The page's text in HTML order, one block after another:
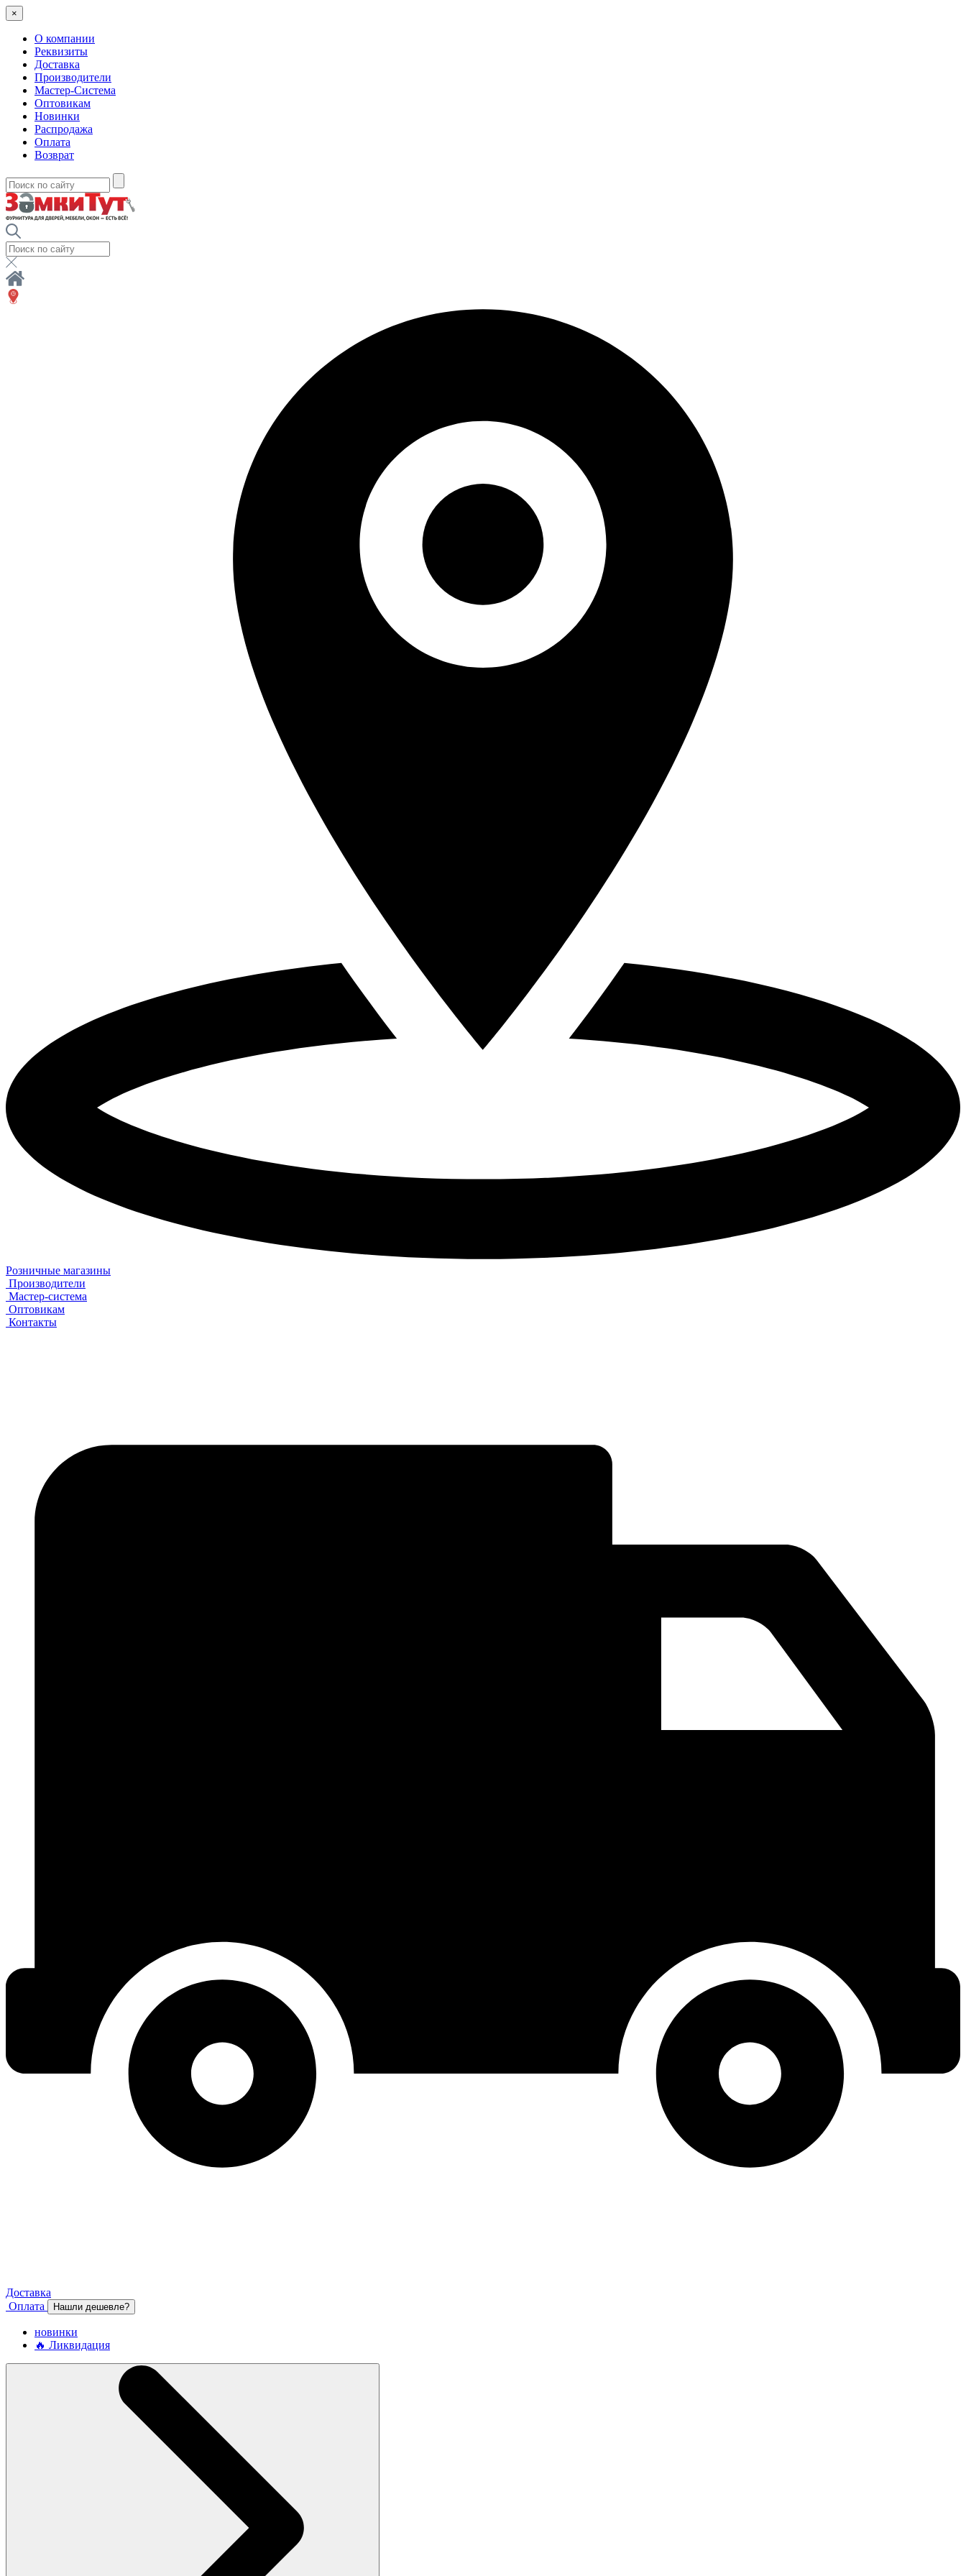
×
О компании
Реквизиты
Доставка
Производители
Мастер-Система
Оптовикам
Новинки
Распродажа
Оплата
Возврат
Розничные магазины
Производители
Мастер-система
Оптовикам
Контакты
Доставка
Оплата
Нашли дешевле?
новинки
🔥 Ликвидация